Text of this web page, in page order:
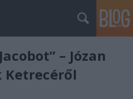
– Józan
Ketrecéről